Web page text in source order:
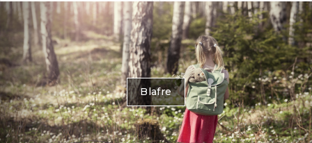
Flåklypa asjett - Solan
i Italia
20cm
50+ på lager
249,-
Flåklypa asjett - Solan
spiller poker
20cm
50+på lager
249,-
Blafre